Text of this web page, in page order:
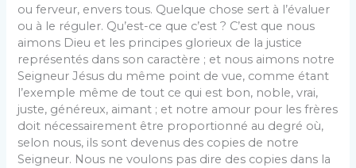
ou ferveur, envers tous. Quelque chose sert à l’évaluer
ou à le réguler. Qu’est-ce que c’est ? C’est que nous
aimons Dieu et les principes glorieux de la justice
représentés dans son caractère ; et nous aimons notre
Seigneur Jésus du même point de vue, comme étant
l’exemple même de tout ce qui est bon, noble, vrai,
juste, généreux, aimant ; et notre amour pour les frères
doit nécessairement être proportionné au degré où,
selon nous, ils sont devenus des copies de notre
Seigneur. Nous ne voulons pas dire des copies dans la